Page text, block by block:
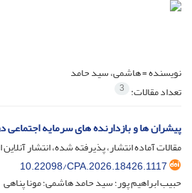
نویسنده =هاشمی، سید حامد
تعداد مقالات: 3
پیشران ها و بازدارنده های سرمایه
مقالات آماده انتشار، پذیرفته شده، انتشار آنلاین
10.22098/CPA.2026.18426.1117
حبیب ابراهیم پور؛ سید حامد هاشمی؛ مونا پناهی